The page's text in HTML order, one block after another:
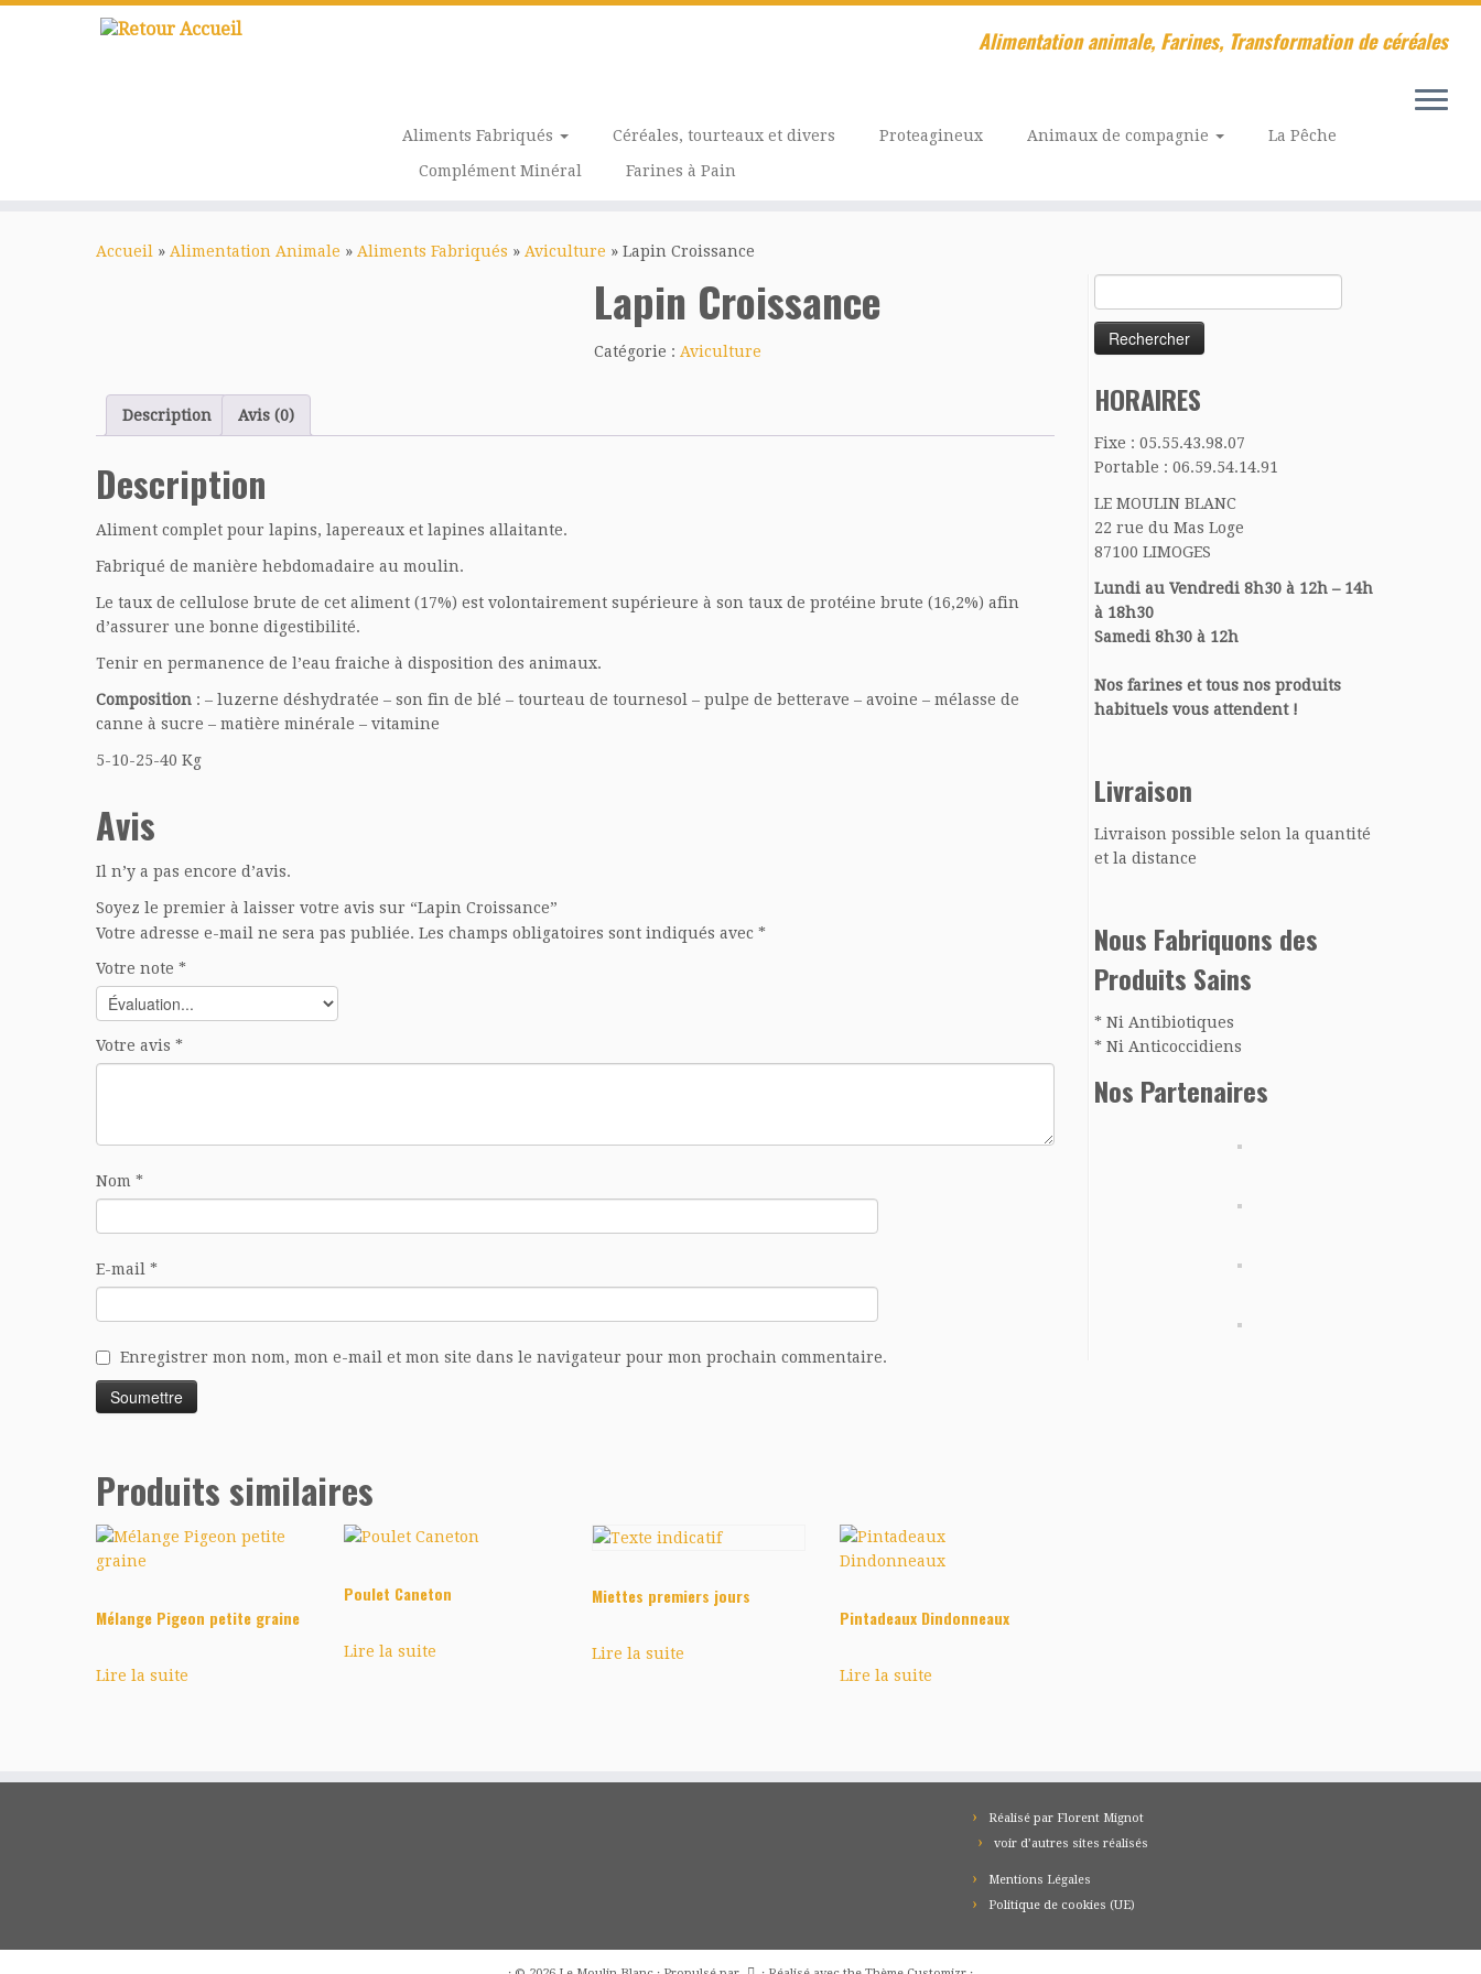
Passer
Alimentation animale, Farines, Transformation de céréales
Aliments Fabriqués Céréales, tourteaux et divers Proteagineux Animaux de compagnie
La Pêche
Complément Minéral
Farines à Pain
Accueil » Alimentation Animale » Aliments Fabriqués » Aviculture » Lapin Croissance
Lapin Croissance
Catégorie : Aviculture
Description Avis (0)
Description
Aliment complet pour lapins, lapereaux et lapines allaitante.
Fabriqué de manière hebdomadaire au moulin.
Le taux de cellulose brute de cet aliment (17%) est volontairement supérieure à son taux de protéine brute (16,2%) afin
d’assurer une bonne digestibilité.
Tenir en permanence de l’eau fraiche à disposition des animaux.
Composition : – luzerne déshydratée – son fin de blé – tourteau de tournesol – pulpe de betterave – avoine – mélasse de
canne à sucre – matière minérale – vitamine
5-10-25-40 Kg
Avis
Il n’y a pas encore d’avis.
Soyez le premier à laisser votre avis sur “Lapin Croissance”
Votre adresse e-mail ne sera pas publiée. Les champs obligatoires sont indiqués avec *
Votre note *
Votre avis *
Nom *
E-mail *
Enregistrer mon nom, mon e-mail et mon site dans le navigateur pour mon prochain commentaire.
Produits similaires
Mélange Pigeon petite graine
Lire la suite
Poulet Caneton
Lire la suite
Miettes premiers jours
Lire la suite
Pintadeaux Dindonneaux
Lire la suite
HORAIRES
Fixe : 05.55.43.98.07
Portable : 06.59.54.14.91
LE MOULIN BLANC
22 rue du Mas Loge
87100 LIMOGES
Lundi au Vendredi 8h30 à 12h – 14h
à 18h30
Samedi 8h30 à 12h
Nos farines et tous nos produits
habituels vous attendent !
Livraison
Livraison possible selon la quantité
et la distance
Nous Fabriquons des
Produits Sains
* Ni Antibiotiques
* Ni Anticoccidiens
Nos Partenaires
Réalisé par Florent Mignot
voir d’autres sites réalisés
Mentions Légales
Politique de cookies (UE)